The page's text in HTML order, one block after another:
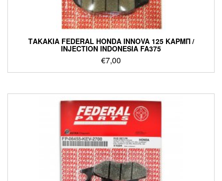
ΤΑΚΑΚΙΑ FEDERAL HONDA INNOVA 125 ΚΑΡΜΠ /
INJECTION INDONESIA FA375
€7,00